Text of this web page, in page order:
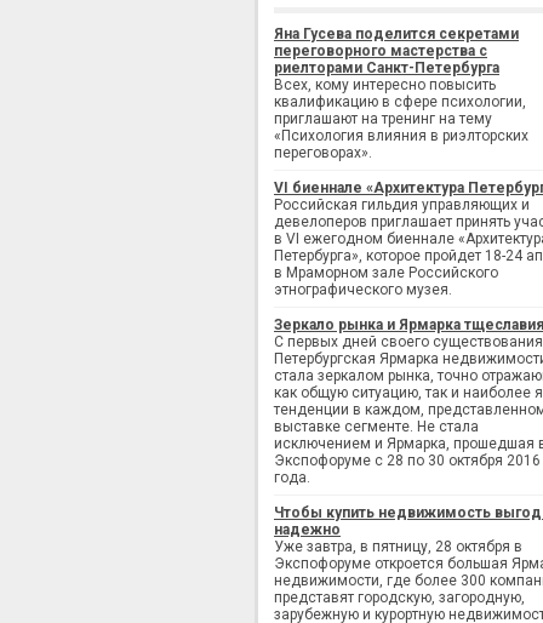
Яна Гусева поделится секретами
переговорного мастерства с
риелторами Санкт-Петербурга
Всех, кому интересно повысить
квалификацию в сфере психологии,
приглашают на тренинг на тему
«Психология влияния в риэлторских
переговорах».
VI биеннале «Архитектура
Российская гильдия управляющих и
девелоперов приглашает принять
в VI ежегодном биеннале
Петербурга», которое пройдет 18-24
в Мраморном зале Российского
этнографического музея.
Зеркало рынка и Ярмарка тщеславия
С первых дней своего существования
Петербургская Ярмарка
стала зеркалом рынка, точно
как общую ситуацию, так и наиболее
тенденции в каждом,
выставке сегменте. Не стала
исключением и Ярмарка, прошедшая
Экспофоруме с 28 по 30 октября 2016
года.
Чтобы купить недвижимость
надежно
Уже завтра, в пятницу, 28 октября в
Экспофоруме откроется большая
недвижимости, где более 300
представят городскую, загородную,
зарубежную и курортную